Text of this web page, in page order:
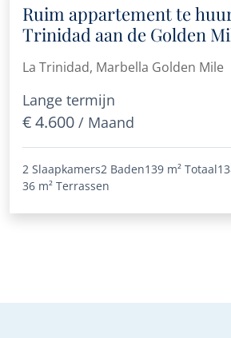
Ruim appartement te
Trinidad aan de Golden
La Trinidad, Marbella Golden Mile
Lange termijn
€ 4.600 / Maand
2 Slaapkamers2 Baden139 m² Totaal
36 m² Terrassen